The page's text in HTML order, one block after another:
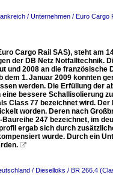
/ Unternehmen / Euro Cargo
Cargo Rail SAS), steht am
der DB Netz Notfalltechnik.
und 2008 an die französische
dem 1. Januar 2009 konnten
werden. Die Erfüllung der
bessere Schallisolierung
Class 77 bezeichnet wird.
worden. Deren nach
247 bezeichnet, im
ergab sich durch
wurde. Durch ein

/ Dieselloks / BR 266.4